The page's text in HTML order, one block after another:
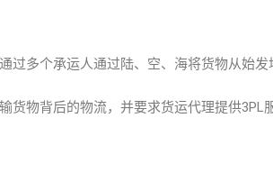
过多个承运人通过陆、空、海将货物从始发
货物背后的物流，并要求货运代理提供